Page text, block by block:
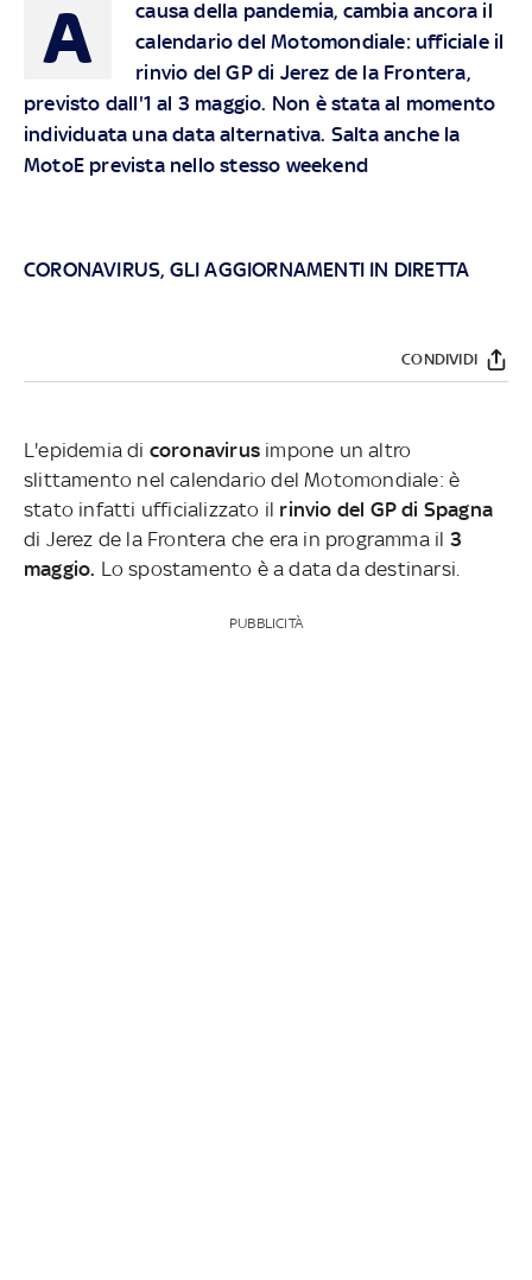
A
causa della pandemia, cambia ancora il
calendario del Motomondiale: ufficiale il
rinvio del GP di Jerez de la Frontera,
previsto dall'1 al 3 maggio. Non è stata al momento
individuata una data alternativa. Salta anche la
MotoE prevista nello stesso weekend
CORONAVIRUS, GLI AGGIORNAMENTI IN DIRETTA
CONDIVIDI
L'epidemia di coronavirus impone un altro
slittamento nel calendario del Motomondiale: è
stato infatti ufficializzato il rinvio del GP di Spagna
di Jerez de la Frontera che era in programma il 3
maggio. Lo spostamento è a data da destinarsi.
PUBBLICITÀ